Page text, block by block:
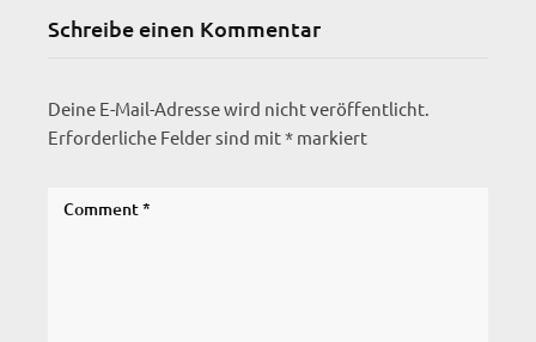
Schreibe einen Kommentar
Deine E-Mail-Adresse wird nicht veröffentlicht.
Erforderliche Felder sind mit* markiert